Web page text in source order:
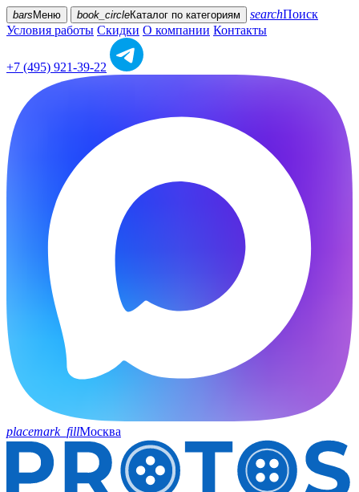
bars Меню book_circleКаталог по категориям searchПоиск
Условия работы Скидки О компании Контакты
+7 (495) 921-39-22
placemark_fillМосква